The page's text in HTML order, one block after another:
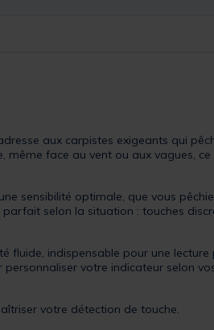
aux carpistes exigeants qui
face au vent ou aux vagues,
sensibilité optimale, que vous
selon la situation : touches
fluide, indispensable pour une lecture
votre indicateur selon
votre détection de touche.